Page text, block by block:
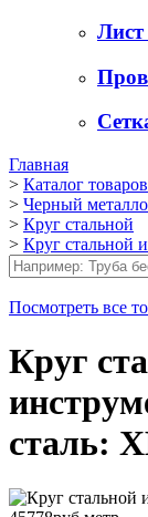
Главная
> Каталог товаров
> Черный
> Круг стальной
> Круг стальной
Посмотреть все
Круг
сталь: